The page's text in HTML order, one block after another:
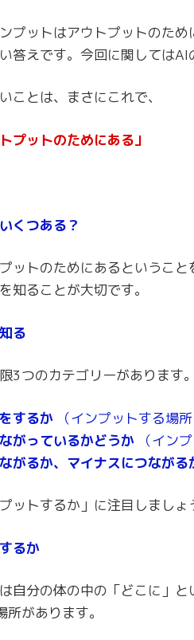
プットはアウトプットのた
答えです。今回に関してはAI
ことは、まさにこれで、
プットのためにある」
くつある？
ットのためにあるというこ
知ることが大切です。
る
3つのカテゴリーがあります
するか
（インプットする場所
がっているかどうか
（イン
がるか、マイナスにつながる
ットするか」に注目しましょ
るか
自分の体の中の「どこに」と
があります。